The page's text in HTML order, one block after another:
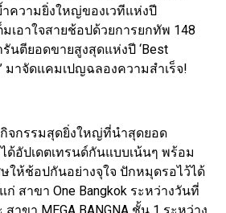
ำความยิ่งใหญ่ของเวทีแห่งปี
มเอาใจสายช้อปด้วยการยกทัพ 148
นตียอดขายสูงสุดแห่งปี ‘Best
มาจัดแคมเปญฉลองความสำเร็จ!
จกรรมสุดยิ่งใหญ่ที่นำสุดยอด
อัปเดตเทรนด์กันแบบเน้นๆ พร้อม
ให้ช้อปกันอย่างจุใจ ปักหมุดรอไว้ได้
สาขา One Bangkok ระหว่างวันที่
าขา MEGA BANGNA ชั้น 1 ระหว่าง